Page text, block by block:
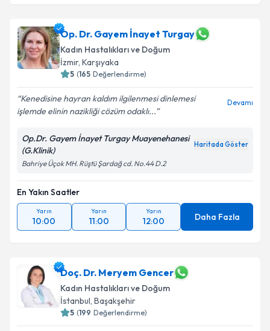
Op. Dr. Gayem İnayet Turgay
Kadın Hastalıkları ve Doğum
İzmir, Karşıyaka
5 (165 Değerlendirme)
Kenedisine hayran kaldım ilgilenmesi dinlemesi
işlemde elinin nazikliği cözüm odaklı...
Devamı
Op.Dr. Gayem İnayet Turgay Muayenehanesi
(G.Klinik)
Haritada Göster
Bahriye Üçok MH. Rüştü Şardağ cd. No.44 D.2
En Yakın Saatler
Yarın
10:00
Yarın
11:00
Yarın
12:00 Daha Fazla
Doç. Dr. Meryem Gencer
Kadın Hastalıkları ve Doğum
İstanbul, Başakşehir
5 (199 Değerlendirme)